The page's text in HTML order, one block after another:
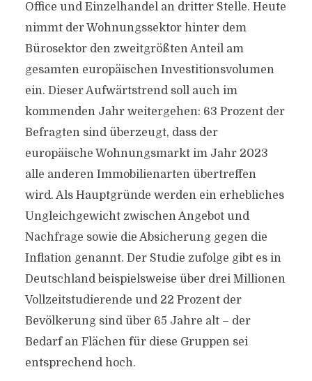
Office und Einzelhandel an dritter Stelle. Heute
nimmt der Wohnungssektor hinter dem
Bürosektor den zweitgrößten Anteil am
gesamten europäischen Investitionsvolumen
ein. Dieser Aufwärtstrend soll auch im
kommenden Jahr weitergehen: 63 Prozent der
Befragten sind überzeugt, dass der
europäische Wohnungsmarkt im Jahr 2023
alle anderen Immobilienarten übertreffen
wird. Als Hauptgründe werden ein erhebliches
Ungleichgewicht zwischen Angebot und
Nachfrage sowie die Absicherung gegen die
Inflation genannt. Der Studie zufolge gibt es in
Deutschland beispielsweise über drei Millionen
Vollzeitstudierende und 22 Prozent der
Bevölkerung sind über 65 Jahre alt – der
Bedarf an Flächen für diese Gruppen sei
entsprechend hoch.